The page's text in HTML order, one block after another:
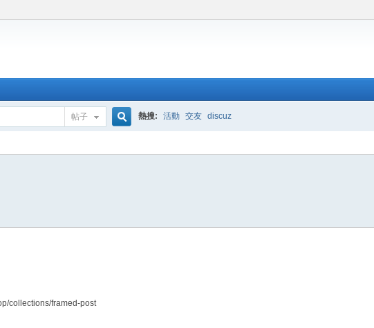
帖子 熱搜: 活動 交友 discuz
collections/framed-post